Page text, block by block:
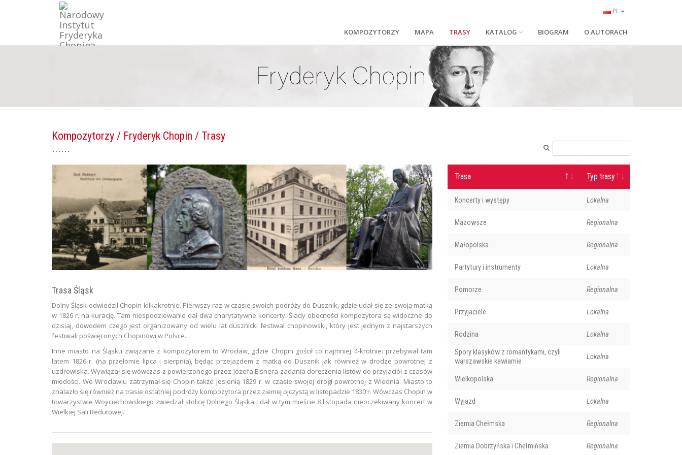
PL
KOMPOZYTORZY MAPA TRASY KATALOG BIOGRAM O AUTORACH
Kompozytorzy / Fryderyk Chopin / Trasy
Trasa Śląsk
Dolny Śląsk odwiedził Chopin kilkakrotnie. Pierwszy raz w czasie swoich podróży do Dusznik, gdzie udał się ze swoją matką
w 1826 r. na kurację. Tam niespodziewanie dał dwa charytatywne koncerty. Ślady obecności kompozytora są widoczne do
dzisiaj, dowodem czego jest organizowany od wielu lat dusznicki festiwal chopinowski, który jest jednym z najstarszych
festiwali poświęconych Chopinowi w Polsce.
Inne miasto na Śląsku związane z kompozytorem to Wrocław, gdzie Chopin gościł co najmniej 4-krotnie: przebywał tam
latem 1826 r. (na przełomie lipca i sierpnia), będąc przejazdem z matką do Dusznik jak również w drodze powrotnej z
uzdrowiska. Wywiązał się wówczas z powierzonego przez Józefa Elsnera zadania doręczenia listów do przyjaciół z czasów
młodości. We Wrocławiu zatrzymał się Chopin także jesienią 1829 r. w czasie swojej drogi powrotnej z Wiednia. Miasto to
znalazło się również na trasie ostatniej podróży kompozytora przez ziemię ojczystą w listopadzie 1830 r. Wówczas Chopin w
towarzystwie Woyciechowskiego zwiedzał stolicę Dolnego Śląska i dał w tym mieście 8 listopada nieoczekiwany koncert w
Wielkiej Sali Redutowej.
Trasa Typ trasy
Koncerty i występy Lokalna
Mazowsze Regionalna
Małopolska Regionalna
Partytury i instrumenty Lokalna
Pomorze Regionalna
Przyjaciele Lokalna
Rodzina Lokalna
Spory klasyków z romantykami, czyli
warszawskie kawiarnie
Lokalna
Wielkopolska Regionalna
Wyjazd Lokalna
Ziemia Chełmska Regionalna
Ziemia Dobrzyńska i Chełmińska Regionalna